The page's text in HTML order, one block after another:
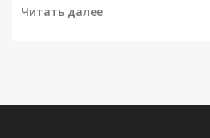
обсуждаются настойчивость
Читать далее